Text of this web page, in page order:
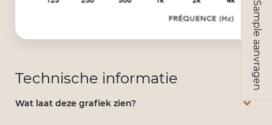
Technische informatie
Wat laat deze grafiek zien?
Sample aanvragen